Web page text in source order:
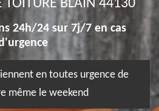
TOITURE BLAIN 44130
24h/24 sur 7j/7 en cas
en toutes urgence de
même le weekend